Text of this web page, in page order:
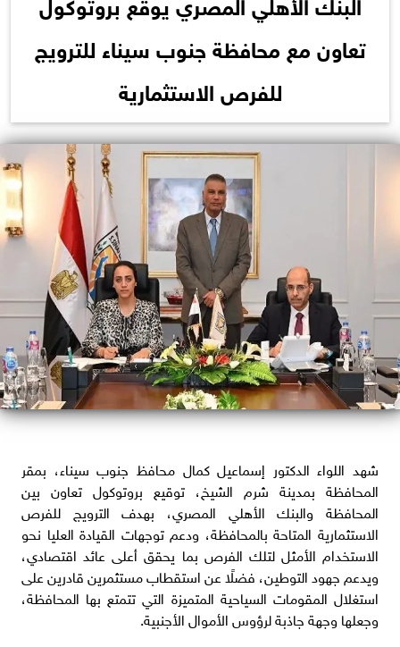
تعاون مع محافظة جنوب سيناء للترويج
للفرص الاستثمارية
شهد اللواء الدكتور إسماعيل كمال محافظ جنوب سيناء، بمقر
المحافظة بمدينة شرم الشيخ، توقيع بروتوكول تعاون بين
المحافظة والبنك الأهلي المصري، بهدف الترويج للفرص
الاستثمارية المتاحة بالمحافظة، ودعم توجهات القيادة العليا نحو
الاستخدام الأمثل لتلك الفرص بما يحقق أعلى عائد اقتصادي،
ويدعم جهود التوطين، فضلًا عن استقطاب مستثمرين قادرين على
استغلال المقومات السياحية المتميزة التي تتمتع بها المحافظة،
وجعلها وجهة جاذبة لرؤوس الأموال الأجنبية.